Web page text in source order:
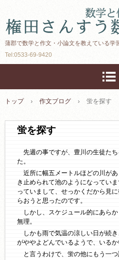
蒲郡で数学と作文・小論文を教えている学
Tel:0533-69-9420
トップ › 作文ブログ › 蛍を探す
蛍を探す
先週の事ですが、豊川の生徒た
た。
近所に幅五メートルほどの川が
き止められて池のようになってい
っていまして、せっかくだから見
らおうと思ったのです。
しかし、スケジュール的にあら
無理。
しかも雨で気温の涼しい日が続
がややよどんでいるようで、いるか
と言うわけで、蛍の他にもう一つ